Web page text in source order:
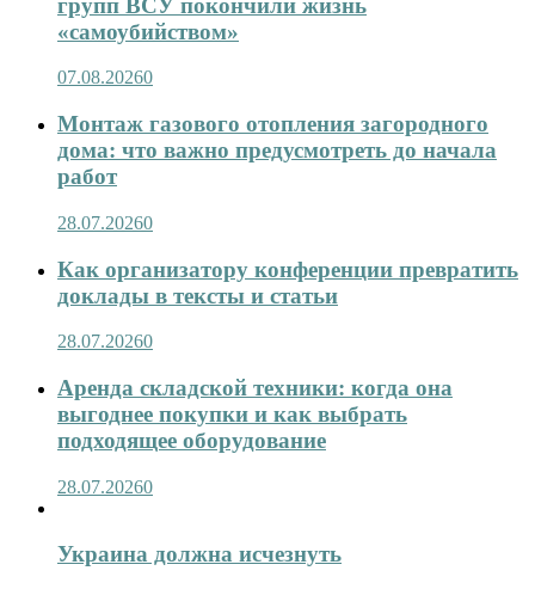
групп ВСУ покончили жизнь
«самоубийством»
07.08.20260
Монтаж газового отопления загородного
дома: что важно предусмотреть до начала
работ
28.07.20260
Как организатору конференции превратить
доклады в тексты и статьи
28.07.20260
Аренда складской техники: когда она
выгоднее покупки и как выбрать
подходящее оборудование
28.07.20260
Украина должна исчезнуть